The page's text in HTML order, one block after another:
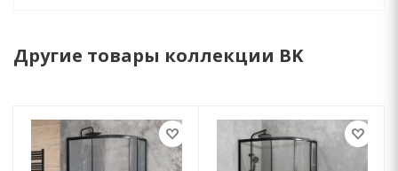
Другие товары коллекции BK